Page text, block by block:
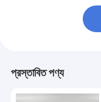
প্রস্তাবিত পণ্য